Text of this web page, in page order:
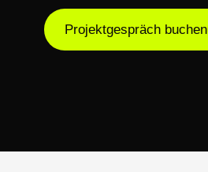
Projektgespräch buchen